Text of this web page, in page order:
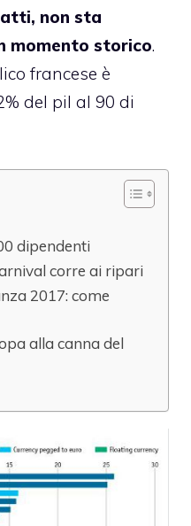
non sta
momento storico.
francese è
del pil al 90 di
dipendenti
corre ai ripari
2017: come
alla canna del